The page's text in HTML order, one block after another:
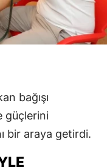
bağışı
güçlerini
bir araya getirdi.